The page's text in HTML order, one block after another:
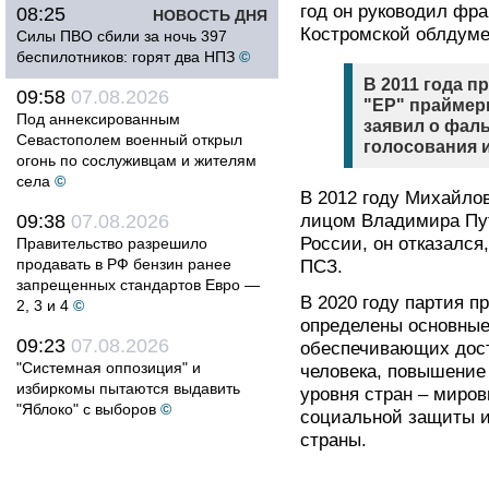
НОВОСТЬ ДНЯ
08:25
Силы ПВО сбили за ночь 397
беспилотников: горят два НПЗ ©
09:58 07.08.2026
Под аннексированным
Севастополем военный открыл
огонь по сослуживцам и жителям
села ©
09:38 07.08.2026
Правительство разрешило
продавать в РФ бензин ранее
запрещенных стандартов Евро —
2, 3 и 4 ©
09:23 07.08.2026
"Системная оппозиция" и
избиркомы пытаются выдавить
"Яблоко" с выборов ©
год он руководил
Костромской
В 2011 года
"ЕР"
заявил о
голосования
В 2012 году
лицом Владимира
России, он
ПСЗ.
В 2020 году партия
определены
обеспечивающих
человека,
уровня стран –
социальной защиты
страны.